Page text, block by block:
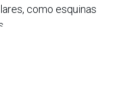
como esquinas